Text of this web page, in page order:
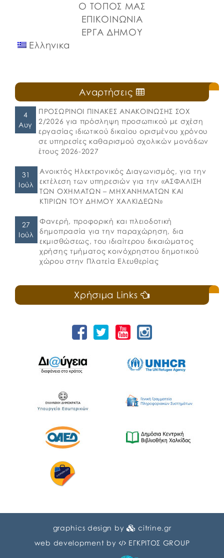
Ο ΤΟΠΟΣ ΜΑΣ
ΕΠΙΚΟΙΝΩΝΙΑ
ΕΡΓΑ ΔΗΜΟΥ
Ελληνικα
Αναρτήσεις
4
Αυγ
ΠΡΟΣΩΡΙΝΟΙ ΠΙΝΑΚΕΣ ΑΝΑΚΟΙΝΩΣΗΣ ΣΟΧ
2/2026 για πρόσληψη προσωπικού με σχέση
εργασίας ιδιωτικού δικαίου ορισμένου χρόνου
σε υπηρεσίες καθαρισμού σχολικών μονάδων
έτους 2026-2027
31
Ιούλ
Ανοικτός Ηλεκτρονικός Διαγωνισμός, για την
εκτέλεση των υπηρεσιών για την «ΑΣΦΑΛΙΣΗ
ΤΩΝ ΟΧΗΜΑΤΩΝ – ΜΗΧΑΝΗΜΑΤΩΝ ΚΑΙ
ΚΤΙΡΙΩΝ ΤΟΥ ΔΗΜΟΥ ΧΑΛΚΙΔΕΩΝ»
27
Ιούλ
Φανερή, προφορική και πλειοδοτική
δημοπρασία για την παραχώρηση, δια
εκμισθώσεως, του ιδιαίτερου δικαιώματος
χρήσης τμήματος κοινόχρηστου δημοτικού
χώρου στην Πλατεία Ελευθερίας
Χρήσιμα Links
graphics design by
citrine.gr
web development by
ΕΓΚΡΙΤΟΣ GROUP